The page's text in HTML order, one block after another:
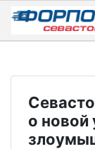
Skip
content
о новой